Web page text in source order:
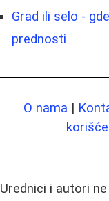
Grad ili selo -
prednosti
O nama |
Urednici i autori